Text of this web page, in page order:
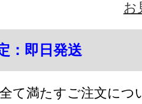
お
：即日発送
て満たすご注文につ